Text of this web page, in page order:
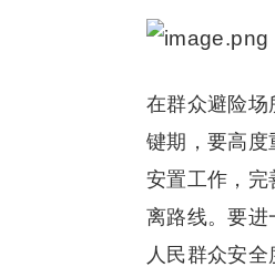
在群众避险场
键期，要高度
安置工作，完
离路线。要进
人民群众安全